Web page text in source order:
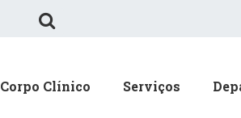
Corpo Clínico Serviços